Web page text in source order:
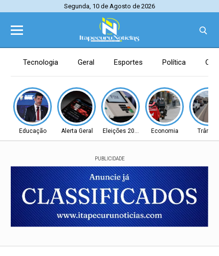
Segunda, 10 de Agosto de 2026
Tecnologia Geral Esportes Política
Educação Alerta Geral Eleições 2026 Economia
PUBLICIDADE